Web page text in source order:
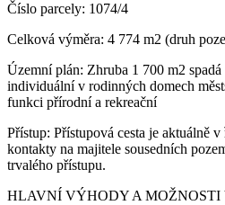
Číslo parcely: 1074/4
Celková výměra: 4 774 m2 (druh
Územní plán: Zhruba 1 700 m2
individuální v rodinných domech
funkci přírodní a rekreační
Přístup: Přístupová cesta je aktuálně
kontakty na majitele sousedních
trvalého přístupu.
HLAVNÍ VÝHODY A